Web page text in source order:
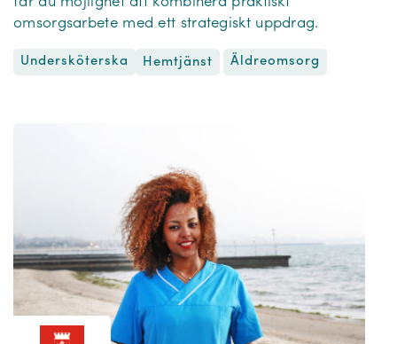
omsorgsarbete med ett strategiskt uppdrag.
Undersköterska Hemtjänst Äldreomsorg